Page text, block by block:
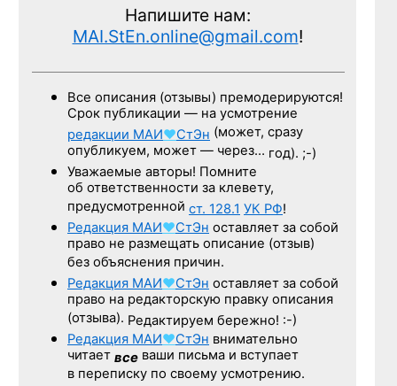
Напишите нам:
MAI.StEn.online@gmail.com!
Все описания (отзывы) премодерируются!
Срок публикации — на усмотрение
редакции МАИ♥СтЭн (может, сразу
опубликуем, может — через… год). ;-)
Уважаемые авторы! Помните
об ответственности за клевету,
предусмотренной ст. 128.1 УК РФ!
Редакция МАИ♥СтЭн оставляет за собой
право не размещать описание (отзыв)
без объяснения причин.
Редакция МАИ♥СтЭн оставляет за собой
право на редакторскую правку описания
(отзыва). Редактируем бережно! :-)
Редакция МАИ♥СтЭн внимательно
читает все ваши письма и вступает
в переписку по своему усмотрению.